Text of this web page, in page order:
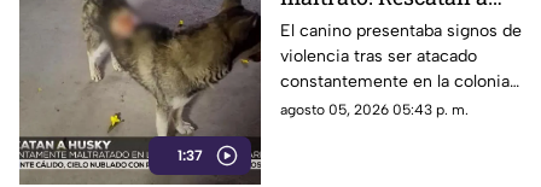
1:37
perrito Husky que era
agredido por jóvenes
en Torreón
El canino presentaba signos de
violencia tras ser atacado
constantemente en la colonia
Lázaro Cárdenas. Fue
agosto 05, 2026 05:43 p. m.